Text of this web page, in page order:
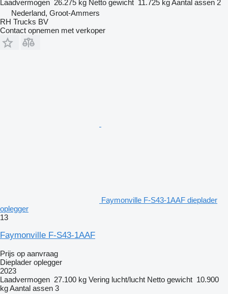
Laadvermogen 26.275 kg Netto gewicht 11.725 kgAantal assen 2
Nederland, Groot-Ammers
RH Trucks BV
Contact opnemen met verkoper
Faymonville F-S43-1AAF dieplader
oplegger
13
Faymonville F-S43-1AAF
Prijs op aanvraag
Dieplader oplegger
2023
Laadvermogen 27.100 kg Vering lucht/lucht Netto gewicht 10.900
kgAantal assen 3